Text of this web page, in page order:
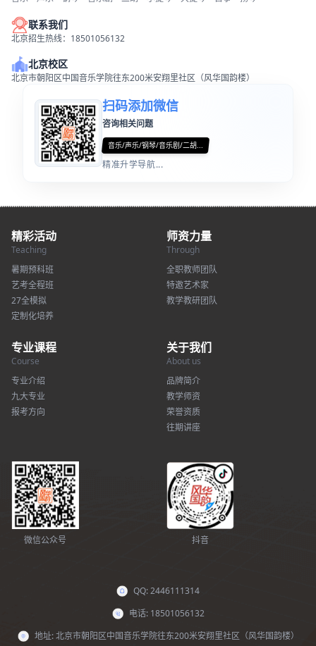
联系我们
北京招生热线：18501056132
北京校区
北京市朝阳区中国音乐学院往东200米安翔里社区（风华国韵楼）
扫码添加微信
咨询相关问题
音乐/声乐/钢琴/音乐剧/二胡...
精准升学导航...
精彩活动
Teaching
暑期预科班
艺考全程班
27全模拟
定制化培养
师资力量
Through
全职教师团队
特邀艺术家
教学教研团队
专业课程
Course
专业介绍
九大专业
报考方向
关于我们
About us
品牌简介
教学师资
荣誉资质
往期讲座
微信公众号 抖音
QQ: 2446111314
电话: 18501056132
地址: 北京市朝阳区中国音乐学院往东200米安翔里社区（风华国韵楼）